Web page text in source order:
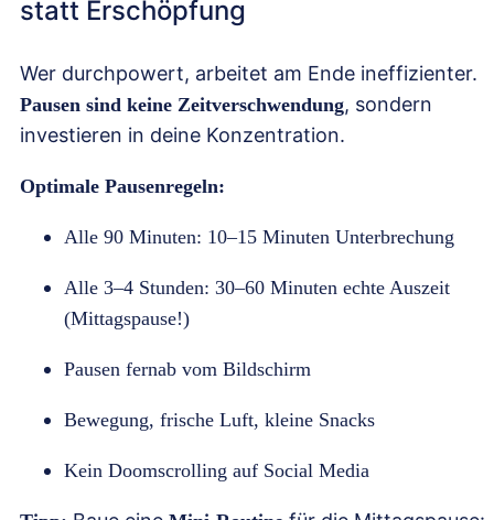
statt Erschöpfung
Wer durchpowert, arbeitet am Ende ineffizienter.
Pausen sind keine Zeitverschwendung, sondern
investieren in deine Konzentration.
Optimale Pausenregeln:
Alle 90 Minuten: 10–15 Minuten Unterbrechung
Alle 3–4 Stunden: 30–60 Minuten echte Auszeit
(Mittagspause!)
Pausen fernab vom Bildschirm
Bewegung, frische Luft, kleine Snacks
Kein Doomscrolling auf Social Media